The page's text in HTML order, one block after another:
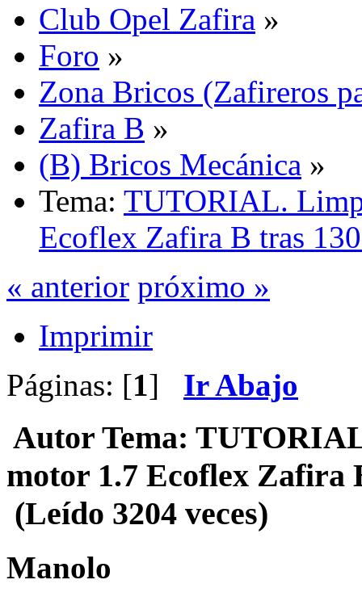
Club Opel Zafira »
Foro »
Zona Bricos (Zafireros
Zafira B »
(B) Bricos Mecánica »
Tema: TUTORIAL.
Ecoflex Zafira B tras
« anterior próximo »
Imprimir
Páginas: [1] Ir Abajo
Autor Tema:
motor 1.7 Ecoflex Zafira
(Leído 3204 veces)
Manolo